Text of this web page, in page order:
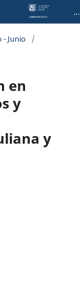
NULLIUS: Revista de pensamiento crítico en el ámbito del Derecho
- Junio
/
en
y
y